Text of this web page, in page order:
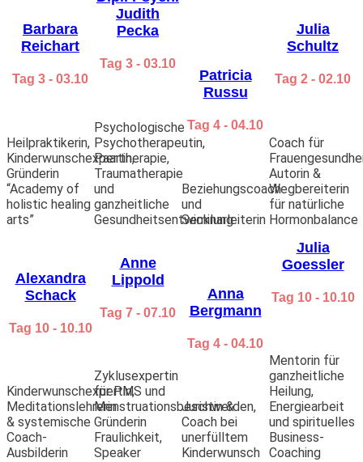
Heilung, Energiearbeit und spirituelles Business-
Coaching
Alexandra Bilder– Empowerment Mentorin,
Initiatorin Mami-Vision-Days, Mami
Barbara
Reichart
Tag 3 - 03.10
Heilpraktikerin,
Kinderwunschexpertin,
Gründerin
“Academy of
holistic healing
arts”
Judith
Pecka
Tag 3 - 03.10
Psychologische
Psychotherapeutin,
Paartherapie,
Traumatherapie
und
ganzheitliche
Gesundheitsentwicklung
Patricia
Russu
Tag 4 - 04.10
Beziehungscoach
und
Seminarleiterin
Julia
Schultz
Tag 2 - 02.10
Coach für
Autorin &
Wegbereiterin
für natürliche
Hormonbalance
Alexandra
Schack
Tag 10 - 10.10
Kinderwunschexpertin,
Meditationslehrerin
& systemische
Coach-
Ausbilderin
Anne
Lippold
Tag 7 - 07.10
Zyklusexpertin
für PMS und
Menstruationsbeschwerden,
Gründerin
Fraulichkeit,
Speaker
Anna
Bergmann
Tag 4 - 04.10
Juristin &
Coach bei
unerfülltem
Kinderwunsch
Julia
Goessler
Tag 10 - 10.10
Mentorin für
ganzheitliche
Heilung,
Energiearbeit
und spirituelles
Business-
Coaching